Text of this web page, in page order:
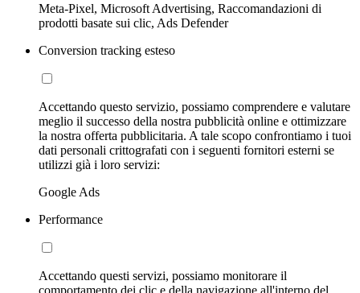
Meta-Pixel, Microsoft Advertising, Raccomandazioni di
prodotti basate sui clic, Ads Defender
Conversion tracking esteso
Accettando questo servizio, possiamo comprendere e valutare
meglio il successo della nostra pubblicità online e ottimizzare
la nostra offerta pubblicitaria. A tale scopo confrontiamo i tuoi
dati personali crittografati con i seguenti fornitori esterni se
utilizzi già i loro servizi:
Google Ads
Performance
Accettando questi servizi, possiamo monitorare il
comportamento dei clic e della navigazione all'interno del